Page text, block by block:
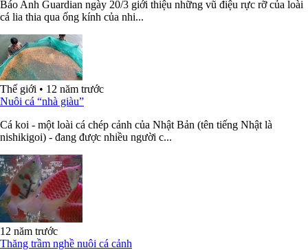
Báo Anh Guardian ngày 20/3 giới thiệu những vũ điệu rực rỡ của loài
cá lia thia qua ống kính của nhi...
Thế giới • 12 năm trước
Nuôi cá “nhà giàu”
Cá koi - một loài cá chép cảnh của Nhật Bản (tên tiếng Nhật là
nishikigoi) - đang được nhiều người c...
12 năm trước
Thăng trầm nghề nuôi cá cảnh